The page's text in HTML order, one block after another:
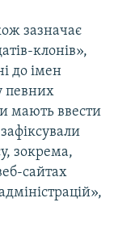
зазначає
клонів»,
до імен
певних
мають ввести
зокрема,
сайтах